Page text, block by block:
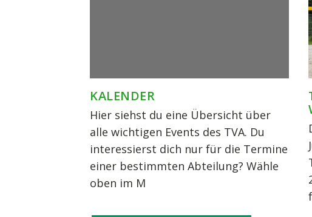
KALENDER
Hier siehst du eine Übersicht über
alle wichtigen Events des TVA. Du
interessierst dich nur für die Termine
einer bestimmten Abteilung? Wähle
oben im M